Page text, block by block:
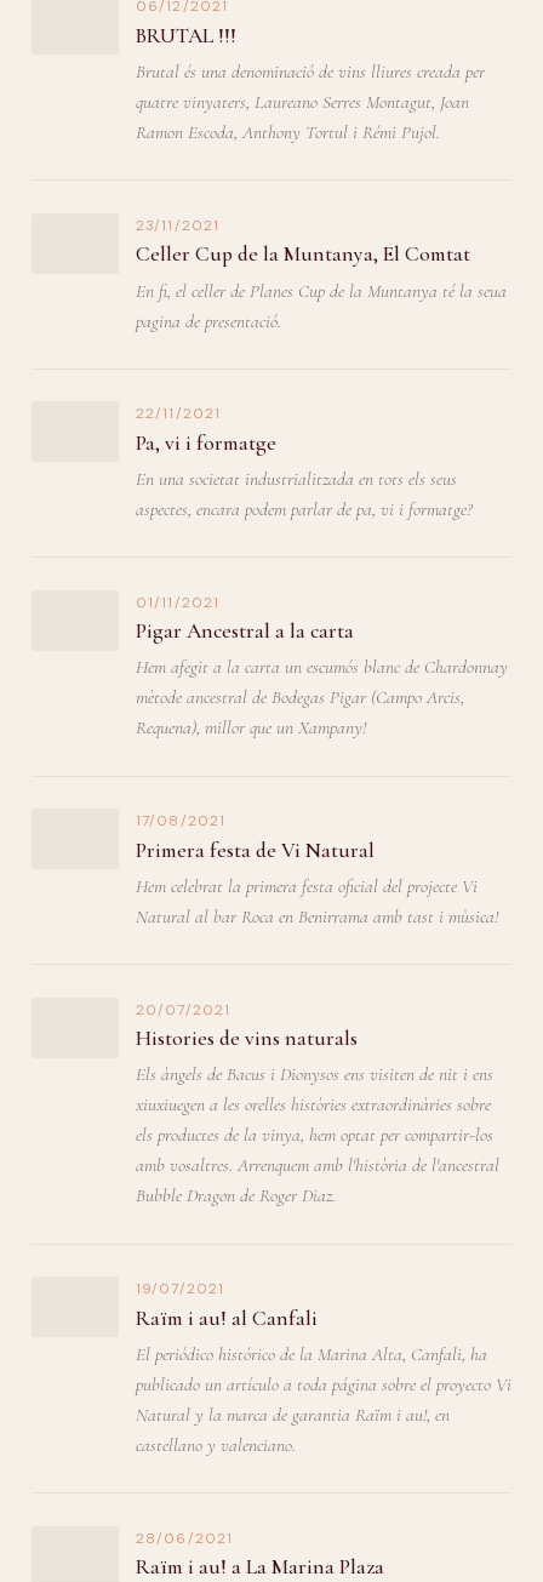
06/12/2021
BRUTAL !!!
Brutal és una denominació de vins lliures creada per
quatre vinyaters, Laureano Serres Montagut, Joan
Ramon Escoda, Anthony Tortul i Rémi Pujol.
23/11/2021
Celler Cup de la Muntanya, El Comtat
En fi, el celler de Planes Cup de la Muntanya té la seua
pagina de presentació.
22/11/2021
Pa, vi i formatge
En una societat industrialitzada en tots els seus
aspectes, encara podem parlar de pa, vi i formatge?
01/11/2021
Pigar Ancestral a la carta
Hem afegit a la carta un escumós blanc de Chardonnay
mètode ancestral de Bodegas Pigar (Campo Arcis,
Requena), millor que un Xampany!
17/08/2021
Primera festa de Vi Natural
Hem celebrat la primera festa oficial del projecte Vi
Natural al bar Roca en Benirrama amb tast i mùsica!
20/07/2021
Histories de vins naturals
Els àngels de Bacus i Dionysos ens visiten de nit i ens
xiuxiuegen a les orelles històries extraordinàries sobre
els productes de la vinya, hem optat per compartir-los
amb vosaltres. Arrenquem amb l'història de l'ancestral
Bubble Dragon de Roger Diaz.
19/07/2021
Raïm i au! al Canfali
El periódico histórico de la Marina Alta, Canfali, ha
publicado un artículo a toda página sobre el proyecto Vi
Natural y la marca de garantia Raïm i au!, en
castellano y valenciano.
28/06/2021
Raïm i au! a La Marina Plaza